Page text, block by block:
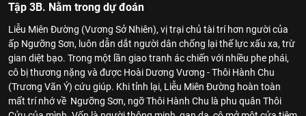
Tập 3B. Nằm trong dự đoán
Liễu Miên Đường (Vương Sở Nhiên), vị trại chủ tài trí hơn người của
ấp Ngưỡng Sơn, luôn dẫn dắt người dân chống lại thế lực xấu xa, trừ
gian diệt bạo. Trong một lần giao tranh ác chiến với nhiều phe phái,
cô bị thương nặng và được Hoài Dương Vương - Thôi Hành Chu
(Trương Vãn Ý) cứu giúp. Khi tỉnh lại, Liễu Miên Đường hoàn toàn
mất trí nhớ về Ngưỡng Sơn, ngỡ Thôi Hành Chu là phu quân Thôi